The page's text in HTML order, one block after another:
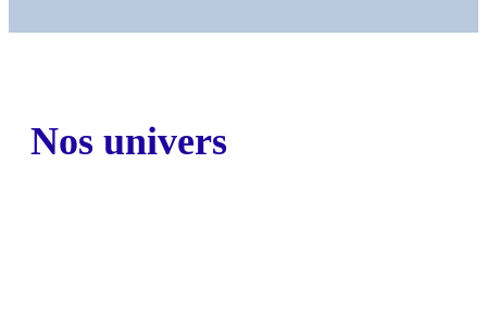
Nos univers